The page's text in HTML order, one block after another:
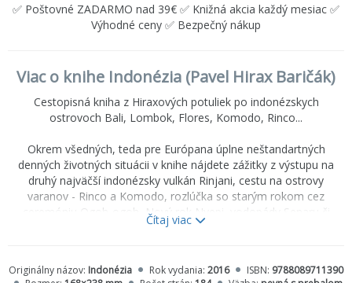
✅ Poštovné ZADARMO nad 39€ ✅ Knižná akcia každý mesiac ✅
Výhodné ceny ✅ Bezpečný nákup
Viac o knihe Indonézia (Pavel Hirax Baričák)
Cestopisná kniha z Hiraxových potuliek po indonézskych
ostrovoch Bali, Lombok, Flores, Komodo, Rinco...
Okrem všedných, teda pre Európana úplne neštandartných
denných životných situácii v knihe nájdete zážitky z výstupu na
druhý najväčší indonézsky vulkán Rinjani, cestu na ostrovy
varanov - Rinco a Komodo, rozlúčka so starým rokom cez
ceremóniu Ogoh-ogoh, Nový rok Nyepi, vodopády Senaru či
Cunca Wulang, ostrovy Moyo, Laba, Kalong, tanec Kečak či
Čítaj viac
Originálny názov: Indonézia Rok vydania: 2016 ISBN: 9788089711390